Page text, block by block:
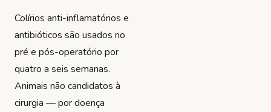
Colírios anti-inflamatórios e
antibióticos são usados no
pré e pós-operatório por
quatro a seis semanas.
Animais não candidatos à
cirurgia — por doença